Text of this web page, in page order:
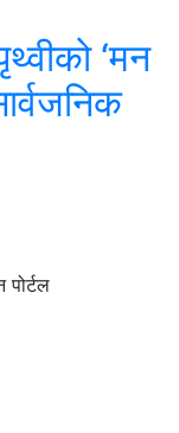
‘मन
पोर्टल